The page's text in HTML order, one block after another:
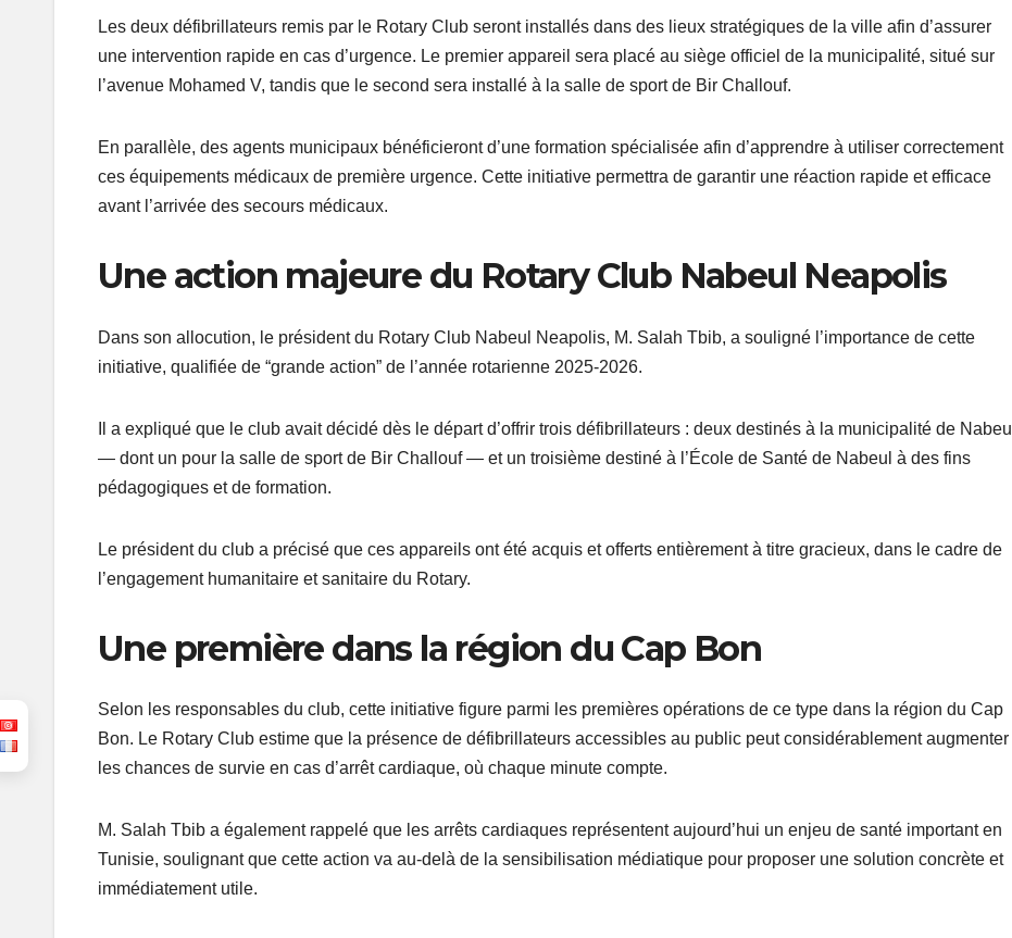
Les deux défibrillateurs remis par le Rotary Club seront installés dans des lieux stratégiques de la ville afin d’assurer
une intervention rapide en cas d’urgence. Le premier appareil sera placé au siège officiel de la municipalité, situé sur
l’avenue Mohamed V, tandis que le second sera installé à la salle de sport de Bir Challouf.
En parallèle, des agents municipaux bénéficieront d’une formation spécialisée afin d’apprendre à utiliser correctement
ces équipements médicaux de première urgence. Cette initiative permettra de garantir une réaction rapide et efficace
avant l’arrivée des secours médicaux.
Une action majeure du Rotary Club Nabeul Neapolis
Dans son allocution, le président du Rotary Club Nabeul Neapolis, M. Salah Tbib, a souligné l’importance de cette
initiative, qualifiée de “grande action” de l’année rotarienne 2025-2026.
Il a expliqué que le club avait décidé dès le départ d’offrir trois défibrillateurs : deux destinés à la municipalité de Nabeul
— dont un pour la salle de sport de Bir Challouf — et un troisième destiné à l’École de Santé de Nabeul à des fins
pédagogiques et de formation.
Le président du club a précisé que ces appareils ont été acquis et offerts entièrement à titre gracieux, dans le cadre de
l’engagement humanitaire et sanitaire du Rotary.
Une première dans la région du Cap Bon
Selon les responsables du club, cette initiative figure parmi les premières opérations de ce type dans la région du Cap
Bon. Le Rotary Club estime que la présence de défibrillateurs accessibles au public peut considérablement augmenter
les chances de survie en cas d’arrêt cardiaque, où chaque minute compte.
M. Salah Tbib a également rappelé que les arrêts cardiaques représentent aujourd’hui un enjeu de santé important en
Tunisie, soulignant que cette action va au-delà de la sensibilisation médiatique pour proposer une solution concrète et
immédiatement utile.